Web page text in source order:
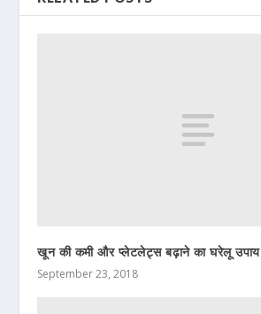
खून की कमी और प्लेटलेट्स बढ़ाने का घरेलू उपाय
September 23, 2018